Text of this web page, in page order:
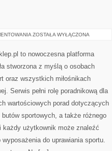
EKO
ZOSTAŁA WYŁĄCZONA
to nowoczesna platforma
stworzona z myślą o osobach
oraz wszystkich miłośnikach
Serwis pełni rolę poradnikową dla
wartościowych porad dotyczących
sportowych, a także różnego
każdy użytkownik może znaleźć
do uprawiania sportu.